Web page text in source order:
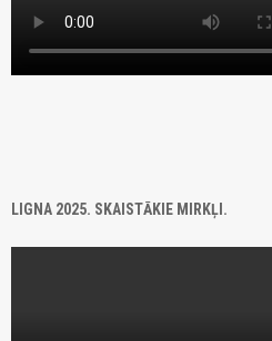
LIGNA 2025. SKAISTĀKIE MIRKĻI.